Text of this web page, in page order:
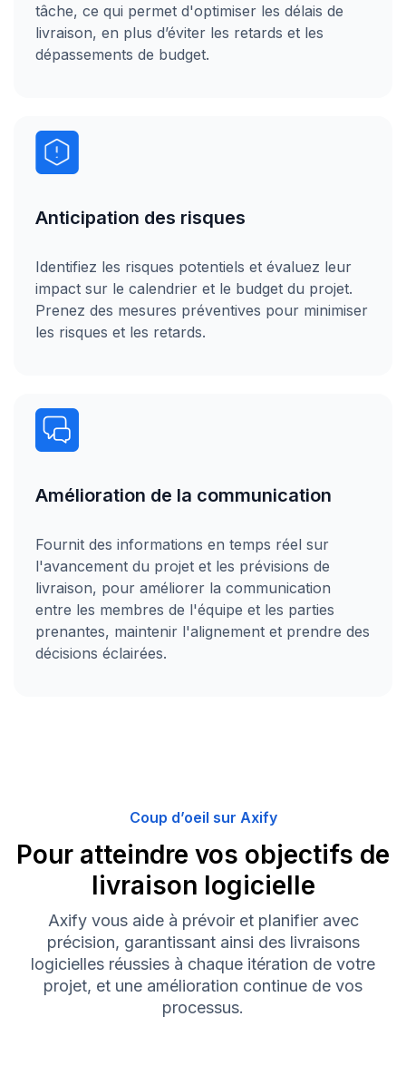
tâche, ce qui permet d'optimiser les délais de
livraison, en plus d’éviter les retards et les
dépassements de budget.
Anticipation des risques
Identifiez les risques potentiels et évaluez leur
impact sur le calendrier et le budget du projet.
Prenez des mesures préventives pour minimiser
les risques et les retards.
Amélioration de la communication
Fournit des informations en temps réel sur
l'avancement du projet et les prévisions de
livraison, pour améliorer la communication
entre les membres de l'équipe et les parties
prenantes, maintenir l'alignement et prendre des
décisions éclairées.
Coup d’oeil sur Axify
Pour atteindre vos objectifs de
livraison logicielle
Axify vous aide à prévoir et planifier avec
précision, garantissant ainsi des livraisons
logicielles réussies à chaque itération de votre
projet, et une amélioration continue de vos
processus.